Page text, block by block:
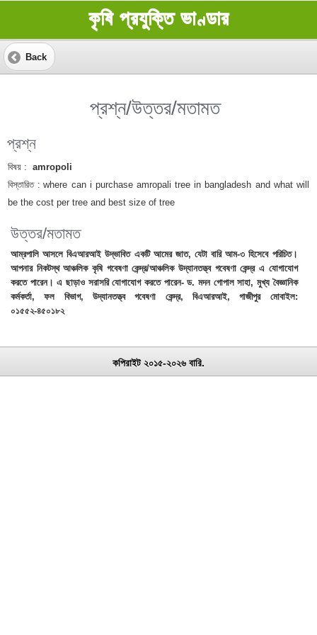
কৃষি প্রযুক্তি ভাণ্ডার
Back
প্রশ্ন/উত্তর/মতামত
প্রশ্ন
বিষয় :
amropoli
বিস্তারিত : where can i purchase amropali tree in bangladesh and what will
be the cost per tree and best size of tree
উত্তর/মতামত
আম্রপালি আসলে বিএআরআই উদ্ভাবিত একটি আমের জাত, যেটা বারি আম-৩ হিসেবে পরিচিত।
আপনার নিকটস্থ আঞ্চলিক কৃষি গবেষণা কেন্দ্র/আঞ্চলিক উদ্যানতত্ত্ব গবেষণা কেন্দ্র এ যোগাযোগ
করতে পারেন। এ ছাড়াও সরাসরি যোগাযোগ করতে পারেন- ড. মদন গোপাল সাহা, মুখ্য বৈজ্ঞানিক
কর্মকর্তা, ফল বিভাগ, উদ্যানতত্ত্ব গবেষণা কেন্দ্র, বিএআরআই, গাজীপুর মোবাইল:
০১৫৫২-৪৫০১৮২
কপিরাইট ২০১৫-২০২৬ বারি.